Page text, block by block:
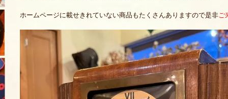
ホームページに載せきれていない商品もたくさんありますので是非ご